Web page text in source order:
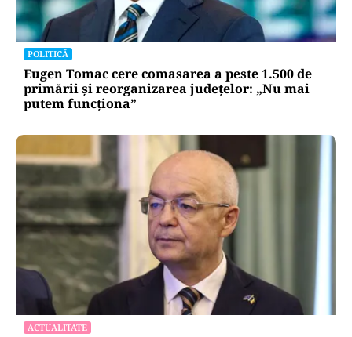
POLITICĂ
Eugen Tomac cere comasarea a peste 1.500 de
primării și reorganizarea județelor: „Nu mai
putem funcționa”
ACTUALITATE